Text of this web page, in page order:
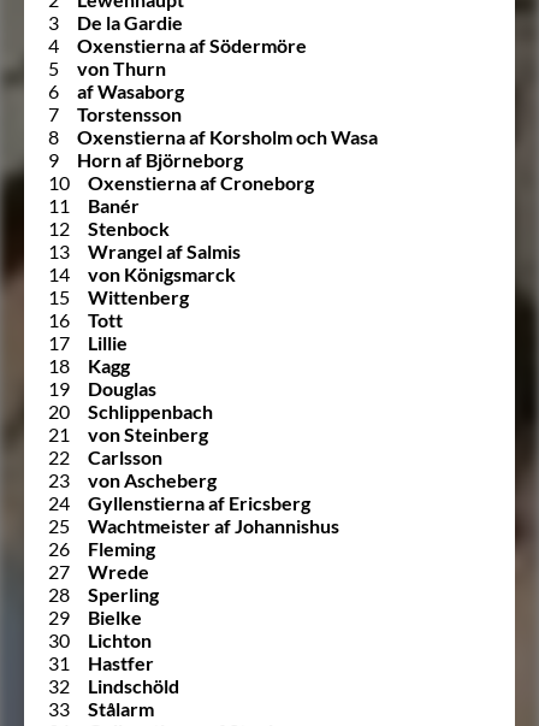
3
De la Gardie
4
Oxenstierna af Södermöre
5
von Thurn
6
af Wasaborg
7
Torstensson
8
Oxenstierna af Korsholm och Wasa
9
Horn af Björneborg
10
Oxenstierna af Croneborg
11
Banér
12
Stenbock
13
Wrangel af Salmis
14
von Königsmarck
15
Wittenberg
16
Tott
17
Lillie
18
Kagg
19
Douglas
20
Schlippenbach
21
von Steinberg
22
Carlsson
23
von Ascheberg
24
Gyllenstierna af Ericsberg
25
Wachtmeister af Johannishus
26
Fleming
27
Wrede
28
Sperling
29
Bielke
30
Lichton
31
Hastfer
32
Lindschöld
33
Stålarm